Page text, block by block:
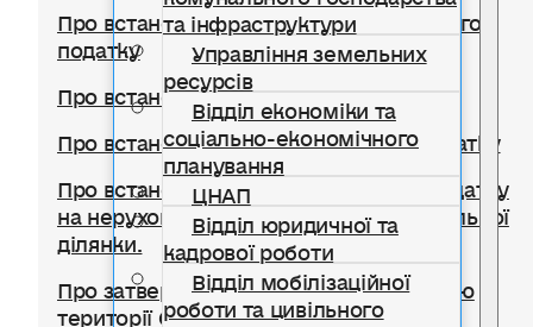
та інфраструктури
Управління земельних
ресурсів
Відділ економіки та
соціально-економічного
планування
ЦНАП
Відділ юридичної та
кадрової роботи
Відділ мобілізаційної
роботи та цивільного
Про встановлення ставки транспортного
податку
Про встановлення туристичного збору
Про встановлення ставок єдиного податку
Про встановлення ставок із сплати податку
на нерухоме майно, відмінне від земельної
ділянки.
Про затвердження Правил благоустрою
території Солотвинської селищної